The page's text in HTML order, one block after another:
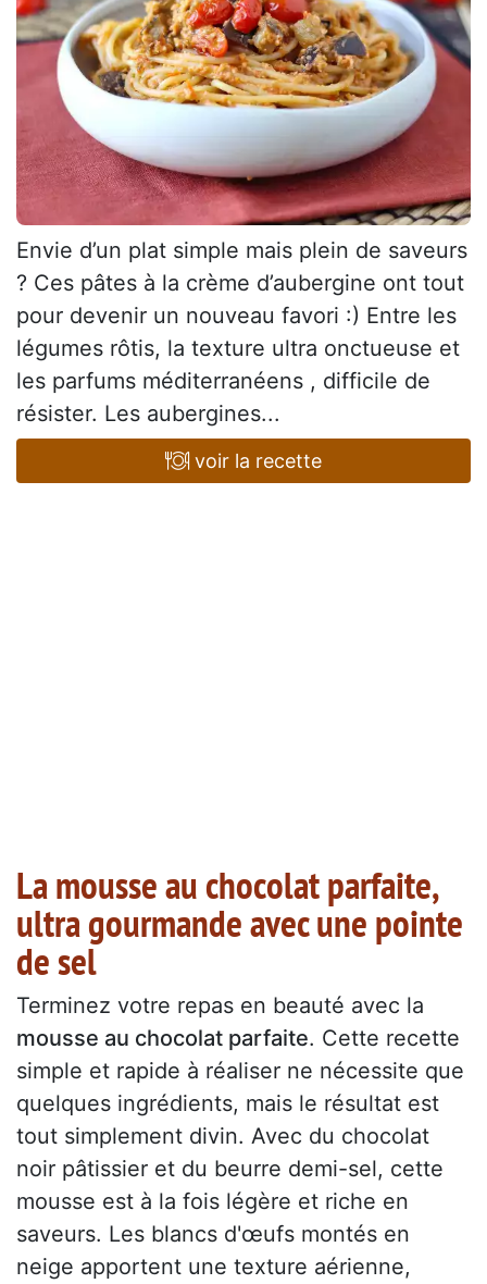
Envie d’un plat simple mais plein de saveurs
? Ces pâtes à la crème d’aubergine ont tout
pour devenir un nouveau favori :) Entre les
légumes rôtis, la texture ultra onctueuse et
les parfums méditerranéens , difficile de
résister. Les aubergines...
voir la recette
La mousse au chocolat parfaite,
ultra gourmande avec une pointe
de sel
Terminez votre repas en beauté avec la
mousse au chocolat parfaite. Cette recette
simple et rapide à réaliser ne nécessite que
quelques ingrédients, mais le résultat est
tout simplement divin. Avec du chocolat
noir pâtissier et du beurre demi-sel, cette
mousse est à la fois légère et riche en
saveurs. Les blancs d'œufs montés en
neige apportent une texture aérienne,